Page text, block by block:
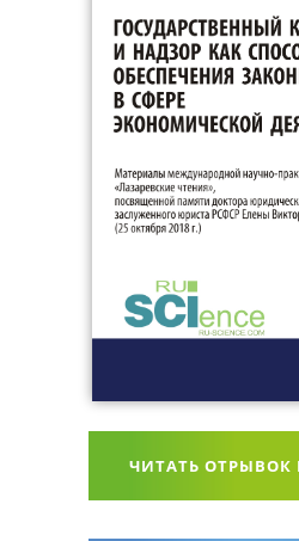
ЧИТАТЬ ОТРЫВОК